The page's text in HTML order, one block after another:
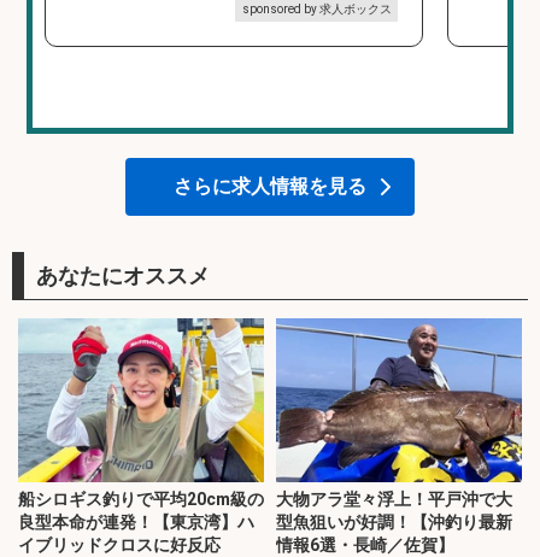
sponsored by 求人ボックス
さらに求人情報を見る
あなたにオススメ
船シロギス釣りで平均20cm級の
良型本命が連発！【東京湾】ハ
イブリッドクロスに好反応
大物アラ堂々浮上！平戸沖で大
型魚狙いが好調！【沖釣り最新
情報6選・長崎／佐賀】